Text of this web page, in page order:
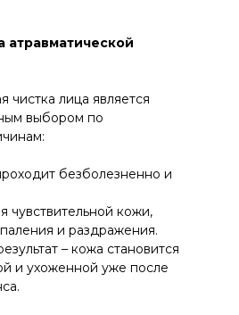
атравматической
чистка лица является
выбором по
безболезненно и
чувствительной кожи,
и раздражения.
– кожа становится
и ухоженной уже после